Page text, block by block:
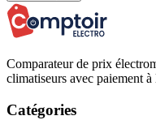
Comparateur de prix
climatiseurs avec paiement
Catégories